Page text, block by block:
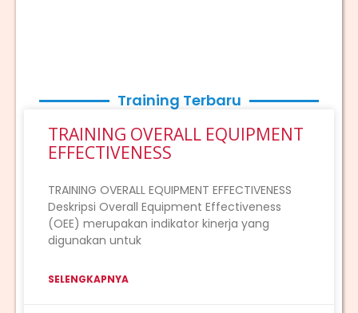
Training Terbaru
TRAINING OVERALL EQUIPMENT
EFFECTIVENESS
TRAINING OVERALL EQUIPMENT EFFECTIVENESS
Deskripsi Overall Equipment Effectiveness
(OEE) merupakan indikator kinerja yang
digunakan untuk
SELENGKAPNYA